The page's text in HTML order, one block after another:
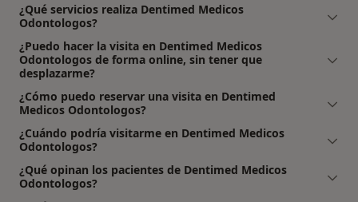
¿Qué servicios realiza Dentimed Medicos
Odontologos?
¿Puedo hacer la visita en Dentimed Medicos
Odontologos de forma online, sin tener que
desplazarme?
¿Cómo puedo reservar una visita en Dentimed
Medicos Odontologos?
¿Cuándo podría visitarme en Dentimed Medicos
Odontologos?
¿Qué opinan los pacientes de Dentimed Medicos
Odontologos?